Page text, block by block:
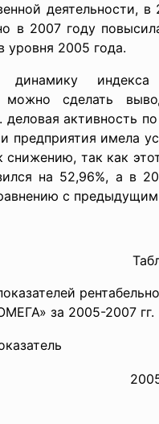
деятельности, в
в 2007 году
уровня 2005 года.
динамику индекса
можно сделать
деловая активность
предприятия имела
снижению, так как
на 52,96%, а в
с
рентабель
за 2005-2007 гг.